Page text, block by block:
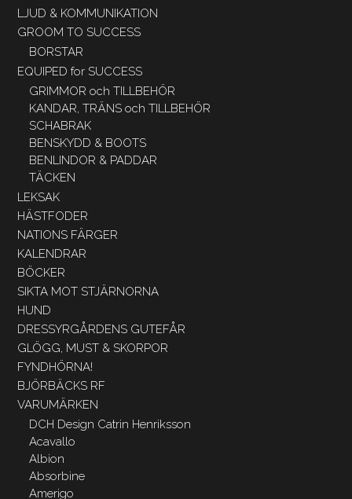
LJUD & KOMMUNIKATION
GROOM TO SUCCESS
BORSTAR
EQUIPED for SUCCESS
GRIMMOR och TILLBEHÖR
KANDAR, TRÄNS och TILLBEHÖR
SCHABRAK
BENSKYDD & BOOTS
BENLINDOR & PADDAR
TÄCKEN
LEKSAK
HÄSTFODER
NATIONS FÄRGER
KALENDRAR
BÖCKER
SIKTA MOT STJÄRNORNA
HUND
DRESSYRGÅRDENS GUTEFÅR
GLÖGG, MUST & SKORPOR
FYNDHÖRNA!
BJÖRBÄCKS RF
VARUMÄRKEN
DCH Design Catrin Henriksson
Acavallo
Albion
Absorbine
Amerigo